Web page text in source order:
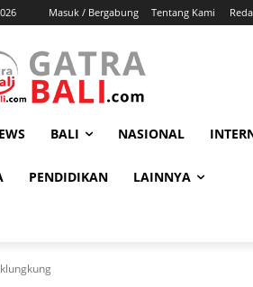
Masuk / Bergabung Tentang Kami
BALI NASIONAL
PENDIDIKAN LAINNYA